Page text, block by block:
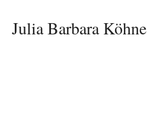
Julia Barbara Köhne